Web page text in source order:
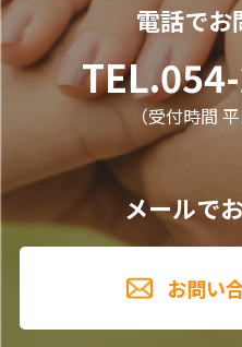
電話でお
（受付時間
メールで
お問い